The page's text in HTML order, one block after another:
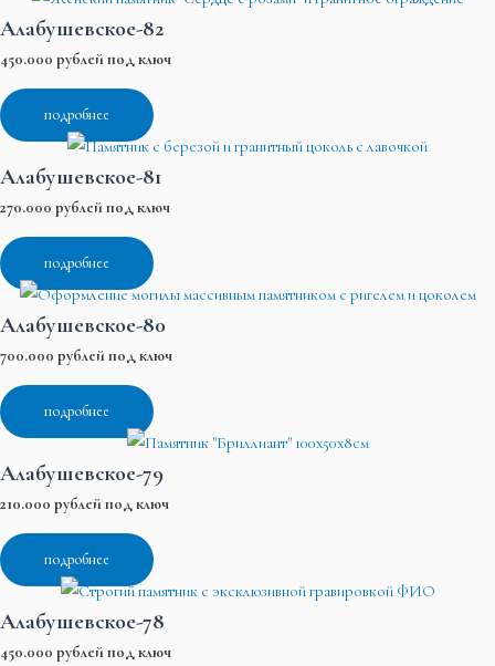
Алабушевское-82
450.000 рублей под ключ
подробнее
Алабушевское-81
270.000 рублей под ключ
подробнее
Алабушевское-80
700.000 рублей под ключ
подробнее
Алабушевское-79
210.000 рублей под ключ
подробнее
Алабушевское-78
450.000 рублей под ключ